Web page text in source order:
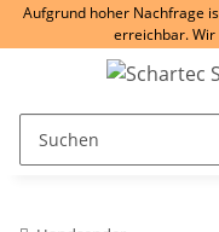
Aufgrund hoher Nachfrage
erreichbar.